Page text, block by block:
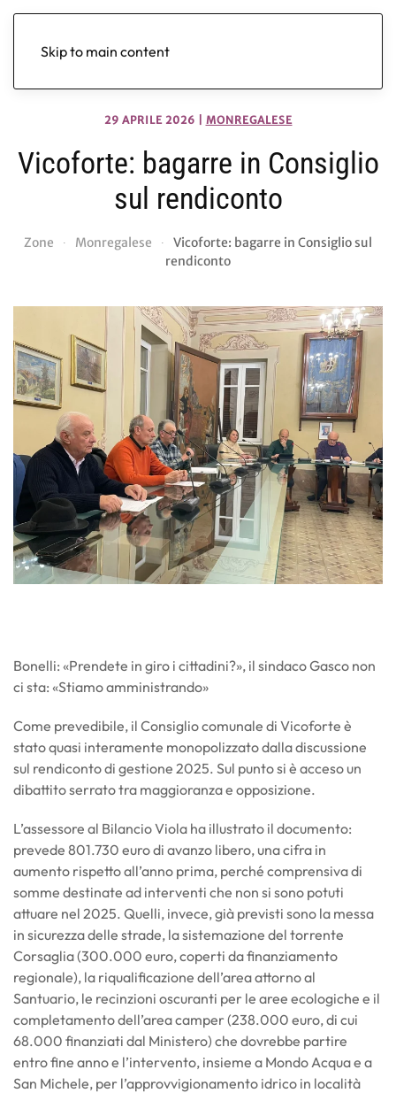
Skip to main content
29 APRILE 2026 MONREGALESE
Vicoforte: bagarre in Consiglio
sul rendiconto
Zone Monregalese
Vicoforte: bagarre in Consiglio sul
rendiconto
Bonelli: «Prendete in giro i cittadini?», il sindaco Gasco non
ci sta: «Stiamo amministrando»
Come prevedibile, il Consiglio comunale di Vicoforte è
stato quasi interamente monopolizzato dalla discussione
sul rendiconto di gestione 2025. Sul punto si è acceso un
dibattito serrato tra maggioranza e opposizione.
L’assessore al Bilancio Viola ha illustrato il documento:
prevede 801.730 euro di avanzo libero, una cifra in
aumento rispetto all’anno prima, perché comprensiva di
somme destinate ad interventi che non si sono potuti
attuare nel 2025. Quelli, invece, già previsti sono la messa
in sicurezza delle strade, la sistemazione del torrente
Corsaglia (300.000 euro, coperti da finanziamento
regionale), la riqualificazione dell’area attorno al
Santuario, le recinzioni oscuranti per le aree ecologiche e il
completamento dell’area camper (238.000 euro, di cui
68.000 finanziati dal Ministero) che dovrebbe partire
entro fine anno e l’intervento, insieme a Mondo Acqua e a
San Michele, per l’approvvigionamento idrico in località